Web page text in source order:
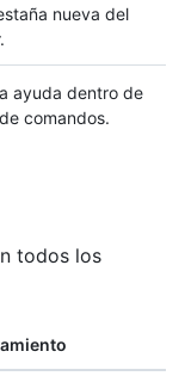
nueva del
ayuda dentro de
comandos.
todos los